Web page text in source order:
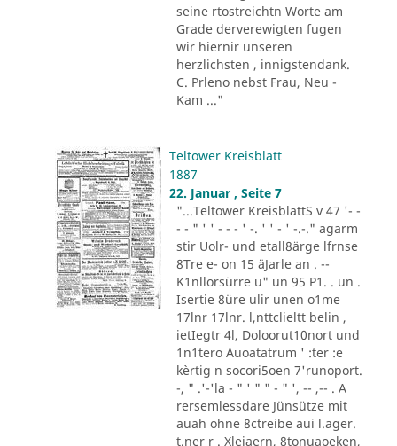
seine rtostreichtn Worte am
Grade derverewigten fugen
wir hiernir unseren
herzlichsten , innigstendank.
C. Prleno nebst Frau, Neu -
Kam ..."
Teltower Kreisblatt
1887
22. Januar , Seite 7
"...Teltower KreisblattS v 47 '- -
- - " ' ' - - - ' -. ' ' - ' -.-." agarm
stir Uolr- und etall8ärge lfrnse
8Tre e- on 15 äJarle an . --
K1nllorsürre u" un 95 P1. . un .
Isertie 8üre ulir unen o1me
17lnr 17lnr. l,nttclieltt belin ,
ietIegtr 4l, Doloorut10nort und
1n1tero Auoatatrum ' :ter :e
kèrtig n socori5oen 7'runoport.
-, " .'-'la - " ' " " - " ', -- ,-- . A
rersemlessdare Jünsütze mit
auah ohne 8ctreibe aui l.ager.
t.ner r . Xleiaern, 8tonuaoeken,